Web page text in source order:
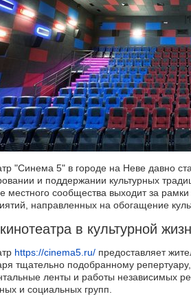
"Синема 5" в городе на Неве давно
и поддержании культурных
местного сообщества выходит за
направленных на обогащение
в культурной
https://cinema5.ru/ предоставляет
тщательно подобранному
ленты и работы независимых
и социальных групп.